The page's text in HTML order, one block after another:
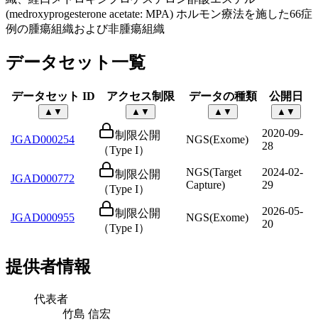
(medroxyprogesterone acetate: MPA) ホルモン療法を施した66症
例の腫瘍組織および非腫瘍組織
データセット一覧
データセット ID
▲ ▼
アクセス制限
▲ ▼
データの種類
▲ ▼
公開日
▲ ▼
JGAD000254
制限公開
（Type I）
NGS(Exome)
2020-09-
28
JGAD000772
制限公開
（Type I）
NGS(Target
Capture)
2024-02-
29
JGAD000955
制限公開
（Type I）
NGS(Exome)
2026-05-
20
提供者情報
代表者
竹島 信宏